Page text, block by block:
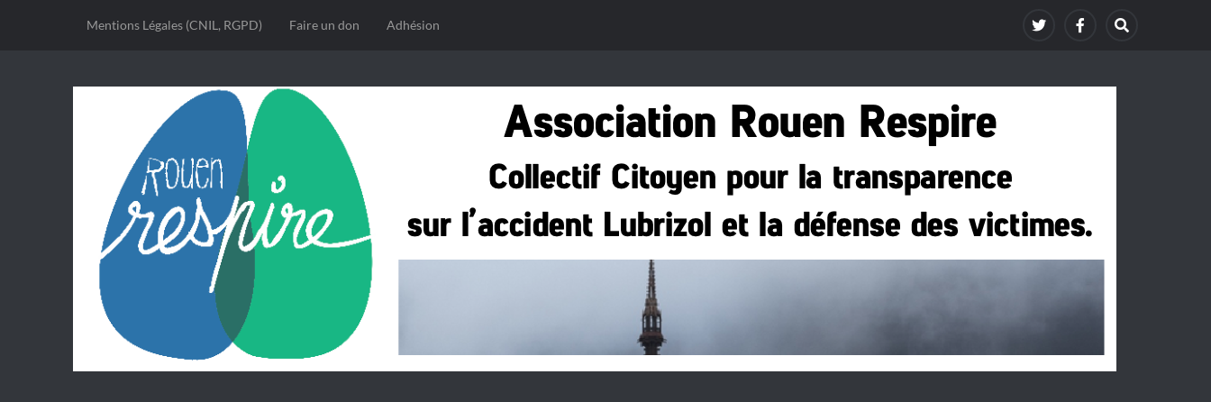
Mentions Légales (CNIL, RGPD) Faire un don Adhésion